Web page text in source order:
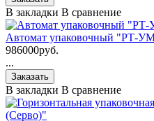
В закладки В сравнение
Автомат упаковочный "РТ-
986000руб.
...
В закладки В сравнение